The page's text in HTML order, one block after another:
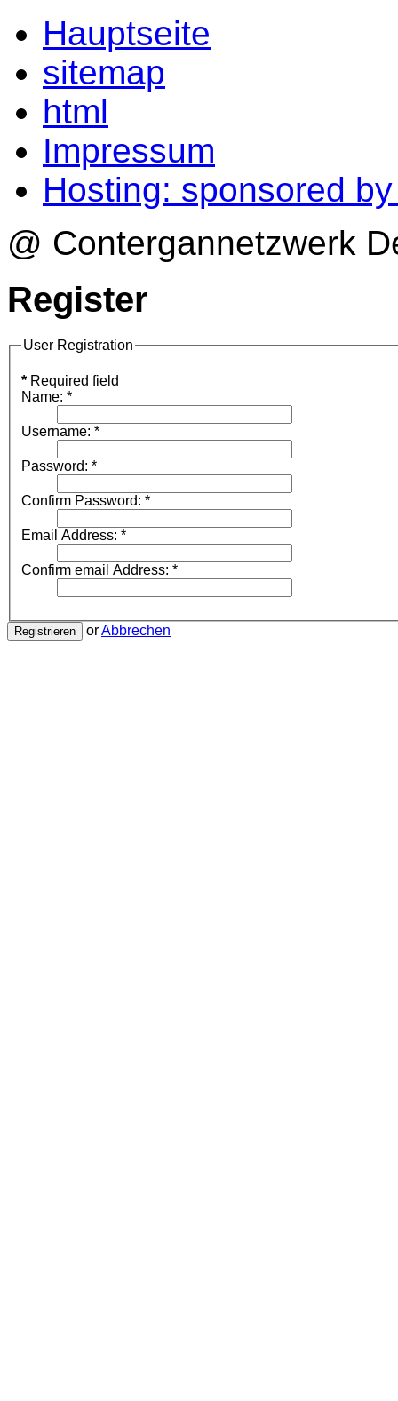
Hauptseite
sitemap
html
Impressum
Hosting: sponsored
@ Contergannetzwerk
Register
User Registration
* Required field
Name: *
Username: *
Password: *
Confirm Password: *
Email Address: *
Confirm email Address: *
Registrieren orAbbrechen